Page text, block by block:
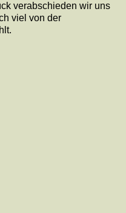
verabschieden wir uns
viel von der